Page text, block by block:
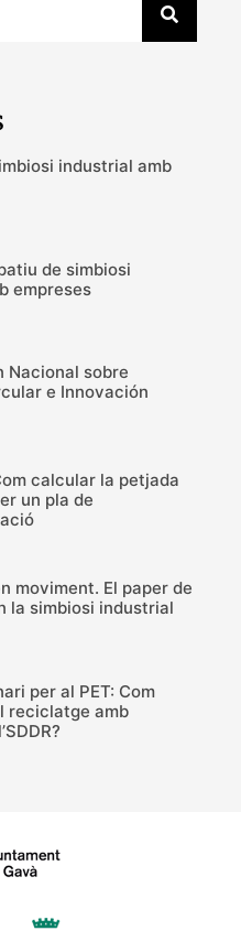
industrial amb
de simbiosi
empreses
Nacional sobre
e Innovación
calcular la petjada
un pla de
moviment. El paper de
la simbiosi industrial
per al PET: Com
reciclatge amb